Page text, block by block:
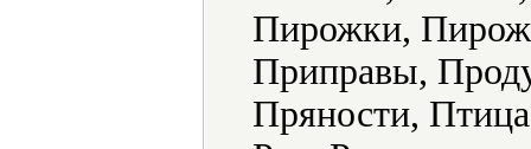
Пирожки,
Приправы,
Пряности,